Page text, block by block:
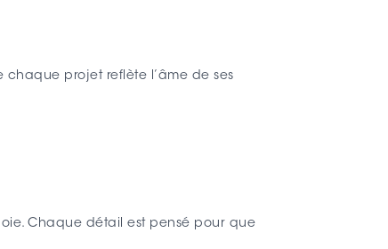
projet reflète l’âme de ses
Chaque détail est pensé pour que